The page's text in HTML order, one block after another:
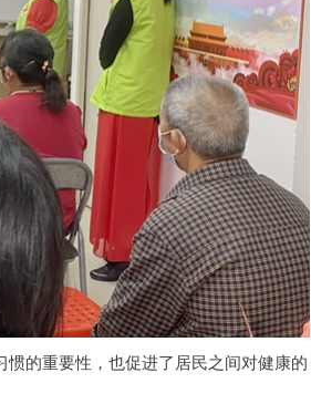
的重要性，也促进了居民之间对健康的